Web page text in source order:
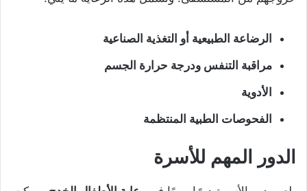
الرضاعة الطبيعية أو التغذية الصناعية
مراقبة التنفس ودرجة حرارة الجسم
الأدوية
الفحوصات الطبية المنتظمة
الدور المهم للأسرة